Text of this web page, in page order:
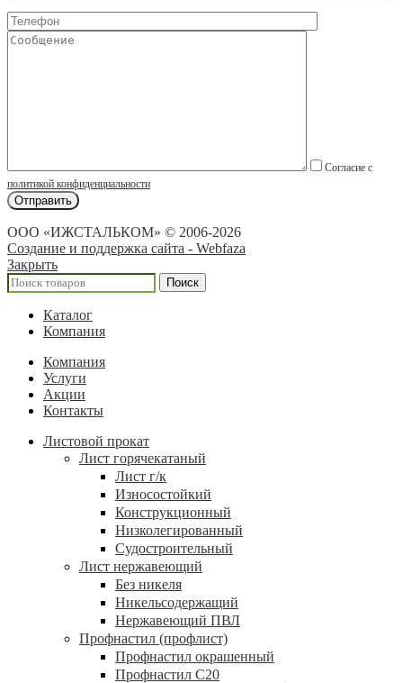
Согласие с
политикой конфиденциальности
ООО «ИЖСТАЛЬКОМ» © 2006-2026
Создание и поддержка сайта - Webfaza
Закрыть
Поиск
Каталог
Компания
Компания
Услуги
Акции
Контакты
Листовой прокат
Лист горячекатаный
Лист г/к
Износостойкий
Конструкционный
Низколегированный
Судостроительный
Лист нержавеющий
Без никеля
Никельсодержащий
Нержавеющий ПВЛ
Профнастил (профлист)
Профнастил окрашенный
Профнастил С20